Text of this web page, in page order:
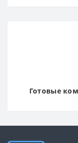
Готовые